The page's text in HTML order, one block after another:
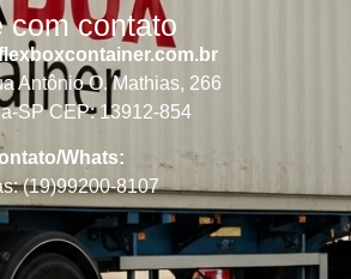
com contato
Antônio O. Mathias, 266
SP CEP: 13912-854
Whats:
(19)99200-8107